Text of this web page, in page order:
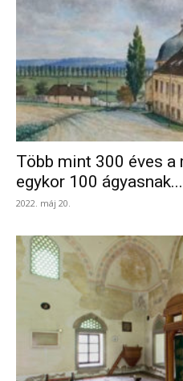
Több mint 300 éves a
egykor 100 ágyasnak...
2022. máj 20.